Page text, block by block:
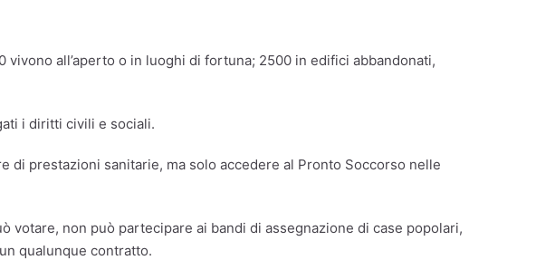
all’aperto o in luoghi di fortuna; 2500 in edifici abbandonati,
i diritti civili e sociali.
di prestazioni sanitarie, ma solo accedere al Pronto Soccorso nelle
votare, non può partecipare ai bandi di assegnazione di case popolari,
qualunque contratto.